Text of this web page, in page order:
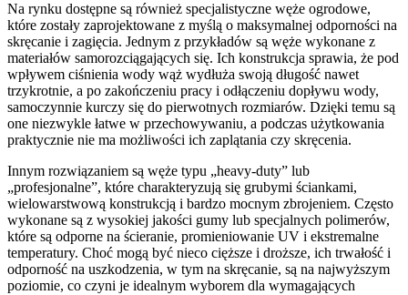
Na rynku dostępne są również specjalistyczne węże ogrodowe,
które zostały zaprojektowane z myślą o maksymalnej odporności na
skręcanie i zagięcia. Jednym z przykładów są węże wykonane z
materiałów samorozciągających się. Ich konstrukcja sprawia, że pod
wpływem ciśnienia wody wąż wydłuża swoją długość nawet
trzykrotnie, a po zakończeniu pracy i odłączeniu dopływu wody,
samoczynnie kurczy się do pierwotnych rozmiarów. Dzięki temu są
one niezwykle łatwe w przechowywaniu, a podczas użytkowania
praktycznie nie ma możliwości ich zaplątania czy skręcenia.
Innym rozwiązaniem są węże typu „heavy-duty” lub
„profesjonalne”, które charakteryzują się grubymi ściankami,
wielowarstwową konstrukcją i bardzo mocnym zbrojeniem. Często
wykonane są z wysokiej jakości gumy lub specjalnych polimerów,
które są odporne na ścieranie, promieniowanie UV i ekstremalne
temperatury. Choć mogą być nieco cięższe i droższe, ich trwałość i
odporność na uszkodzenia, w tym na skręcanie, są na najwyższym
poziomie, co czyni je idealnym wyborem dla wymagających